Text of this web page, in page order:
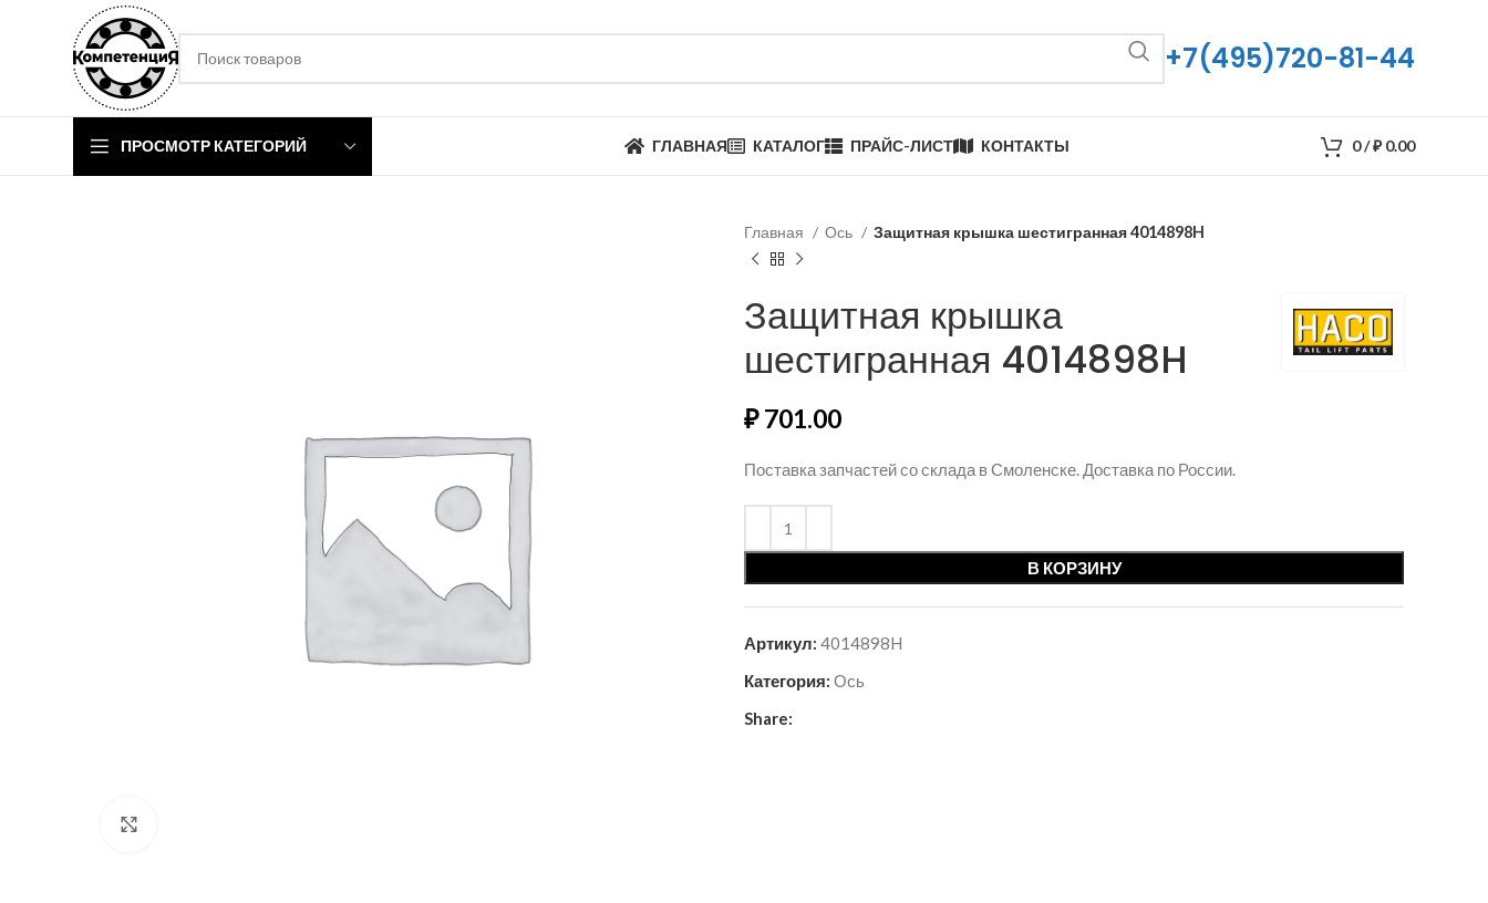
+7(495)720-81-44
ПРОСМОТР КАТЕГОРИЙ ГЛАВНАЯ КАТАЛОГ ПРАЙС-ЛИСТ КОНТАКТЫ 0/₽0.00
Главная Ось Защитная крышка шестигранная 4014898H
Защитная крышка
шестигранная 4014898H
₽701.00
Поставка запчастей со склада в Смоленске. Доставка по России.
В КОРЗИНУ
Артикул: 4014898H
Категория: Ось
Share: